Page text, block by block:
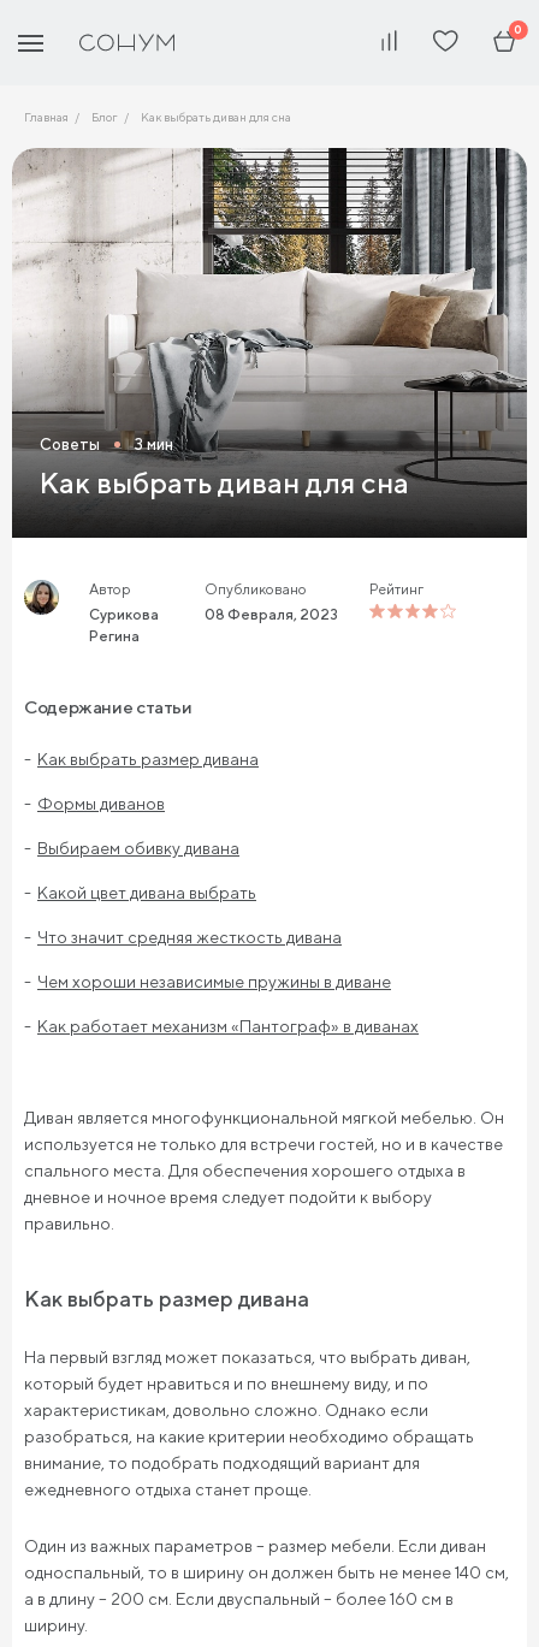
0
Главная Блог Как выбрать диван для сна
Советы 3 мин
Как выбрать диван для сна
Автор
Сурикова
Регина
Опубликовано
08 Февраля, 2023
Рейтинг
Содержание статьи
Как выбрать размер дивана
Формы диванов
Выбираем обивку дивана
Какой цвет дивана выбрать
Что значит средняя жесткость дивана
Чем хороши независимые пружины в диване
Как работает механизм «Пантограф» в диванах
Диван является многофункциональной мягкой мебелью. Он
используется не только для встречи гостей, но и в качестве
спального места. Для обеспечения хорошего отдыха в
дневное и ночное время следует подойти к выбору
правильно.
Как выбрать размер дивана
На первый взгляд может показаться, что выбрать диван,
который будет нравиться и по внешнему виду, и по
характеристикам, довольно сложно. Однако если
разобраться, на какие критерии необходимо обращать
внимание, то подобрать подходящий вариант для
ежедневного отдыха станет проще.
Один из важных параметров – размер мебели. Если диван
односпальный, то в ширину он должен быть не менее 140 см,
а в длину – 200 см. Если двуспальный – более 160 см в
ширину.